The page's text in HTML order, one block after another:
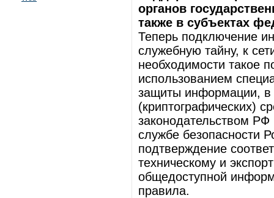
органов
также в субъектах
Теперь подключение
служебную тайну, к
необходимости такое
использованием
защиты информации,
(криптографических)
законодательством
службе безопасности
подтверждение
техническому и
общедоступной
правила.